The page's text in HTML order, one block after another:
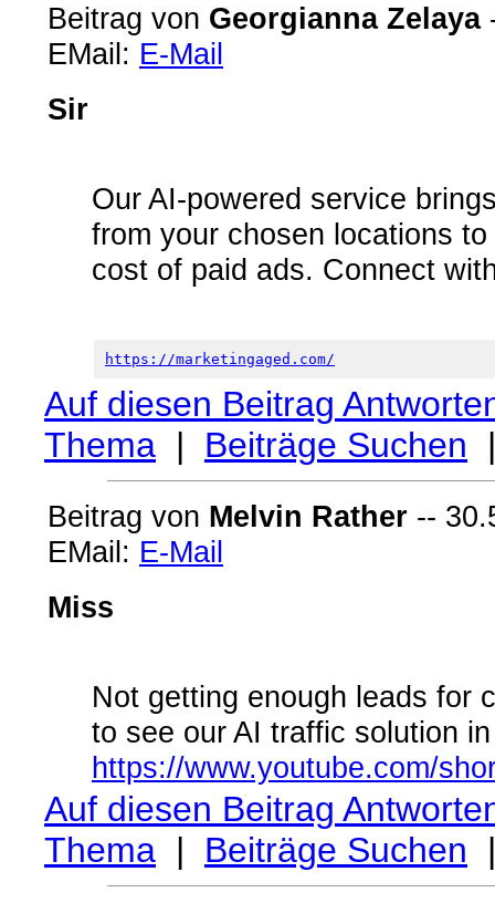
Beitrag von Georgianna Zelaya
EMail: E-Mail
Sir
Our AI-powered service
from your chosen locations
cost of paid ads. Connect
https://marketingaged.com/
Auf diesen Beitrag
Thema | Beiträge Suchen
Beitrag von Melvin Rather --
EMail: E-Mail
Miss
Not getting enough leads for
to see our AI traffic solution
https://www.youtube.com/
Auf diesen Beitrag
Thema | Beiträge Suchen